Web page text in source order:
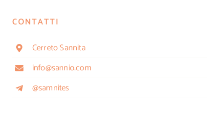
CONTATTI
Cerreto Sannita
info@sannio.com
@samnites